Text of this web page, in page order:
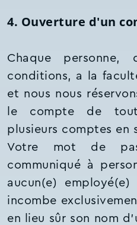
4. Ouverture d'un
Chaque
conditions, a la
et nous nous
le compte de
plusieurs comptes en
Votre mot de
communiqué à
aucun(e)
incombe
en lieu sûr son nom